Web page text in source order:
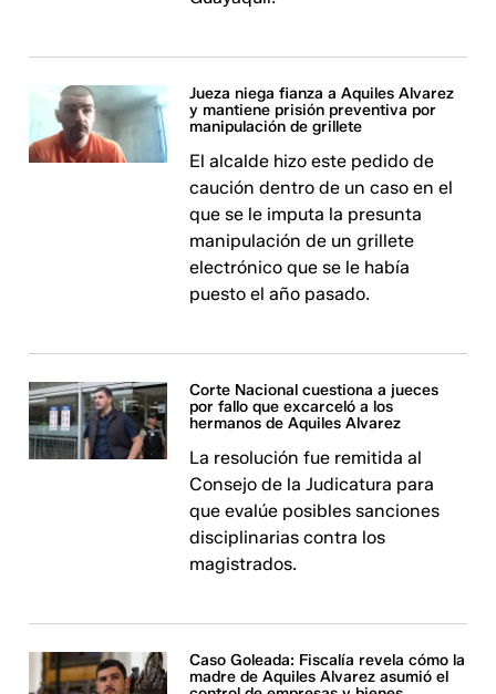
Jueza niega fianza a Aquiles Alvarez
y mantiene prisión preventiva por
manipulación de grillete
El alcalde hizo este pedido de
caución dentro de un caso en el
que se le imputa la presunta
manipulación de un grillete
electrónico que se le había
puesto el año pasado.
Corte Nacional cuestiona a jueces
por fallo que excarceló a los
hermanos de Aquiles Alvarez
La resolución fue remitida al
Consejo de la Judicatura para
que evalúe posibles sanciones
disciplinarias contra los
magistrados.
Caso Goleada: Fiscalía revela cómo la
madre de Aquiles Alvarez asumió el